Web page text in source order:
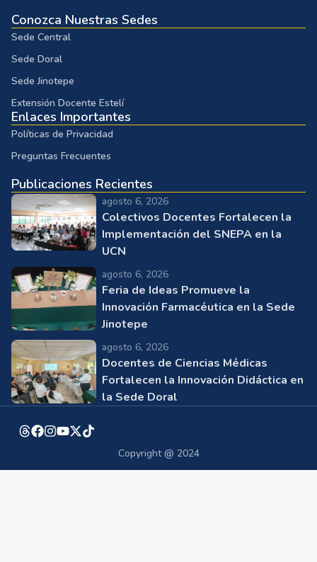
Conozca Nuestras Sedes
Sede Central
Sede Doral
Sede Jinotepe
Extensión Docente Estelí
Enlaces Importantes
Políticas de Privacidad
Preguntas Frecuentes
Publicaciones Recientes
agosto 6, 2026
Colectivos Docentes Fortalecen la
Implementación del SNEPA en la
UCN
agosto 6, 2026
Feria de Ideas Promueve la
Innovación Farmacéutica en la Sede
Jinotepe
agosto 6, 2026
Docentes de Ciencias Médicas
Fortalecen la Innovación Didáctica en
la Sede Doral
Copyright @ 2024